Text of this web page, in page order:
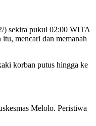
) sekira pukul 02:00 WITA
mencari dan memanah
korban putus hingga ke
Melolo. Peristiwa